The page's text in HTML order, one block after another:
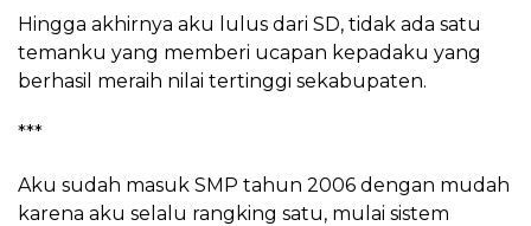
Hingga akhirnya aku lulus dari SD, tidak ada satu
temanku yang memberi ucapan kepadaku yang
berhasil meraih nilai tertinggi sekabupaten.
***
Aku sudah masuk SMP tahun 2006 dengan mudah
karena aku selalu rangking satu, mulai sistem